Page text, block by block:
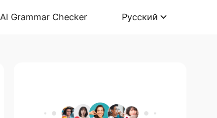
AI Grammar Checker Русский